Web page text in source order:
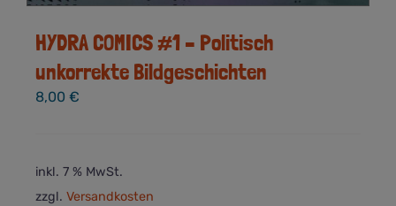
HYDRA COMICS #1 – Politisch
unkorrekte Bildgeschichten
8,00 €
inkl. 7 % MwSt.
zzgl. Versandkosten